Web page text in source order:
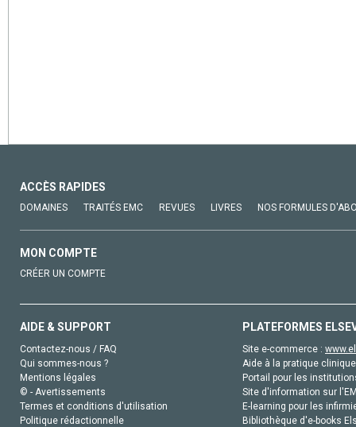
ACCÈS RAPIDES
DOMAINES TRAITÉS EMC REVUES LIVRES NOS FORMULES
MON COMPTE
CRÉER UN COMPTE
AIDE & SUPPORT
Contactez-nous / FAQ
Qui sommes-nous ?
Mentions légales
© - Avertissements
Termes et conditions d'utilisation
Politique rédactionnelle
PLATEFORMES
Site e-commerce :
Aide à la pratique
Portail pour les
Site d'information sur
E-learning pour les
Bibliothèque d'e-books